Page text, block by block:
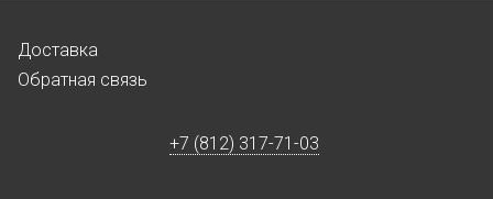
Доставка
Обратная связь
+7 (812) 317-71-03